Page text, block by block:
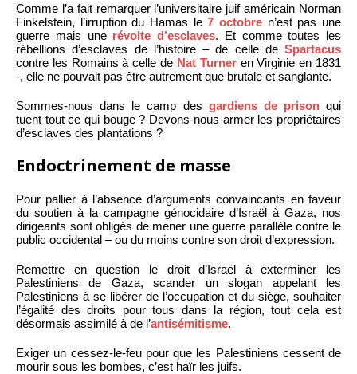
Comme l’a fait remarquer l’universitaire juif américain Norman
Finkelstein, l’irruption du Hamas le7 octobre n’est pas une
guerre mais une révolte d’esclaves. Et comme toutes les
rébellions d’esclaves de l’histoire – de celle de Spartacus
contre les Romains à celle de Nat Turneren Virginie en 1831
-, elle ne pouvait pas être autrement que brutale et sanglante.
Sommes-nous dans le camp des gardiens de prisonqui
tuent tout ce qui bouge ? Devons-nous armer les propriétaires
d’esclaves des plantations ?
Endoctrinement de masse
Pour pallier à l’absence d’arguments convaincants en faveur
du soutien à la campagne génocidaire d’Israël à Gaza, nos
dirigeants sont obligés de mener une guerre parallèle contre le
public occidental – ou du moins contre son droit d’expression.
Remettre en question le droit d’Israël à exterminer les
Palestiniens de Gaza, scander un slogan appelant les
Palestiniens à se libérer de l’occupation et du siège, souhaiter
l’égalité des droits pour tous dans la région, tout cela est
désormais assimilé à de l’antisémitisme.
Exiger un cessez-le-feu pour que les Palestiniens cessent de
mourir sous les bombes, c’est haïr les juifs.